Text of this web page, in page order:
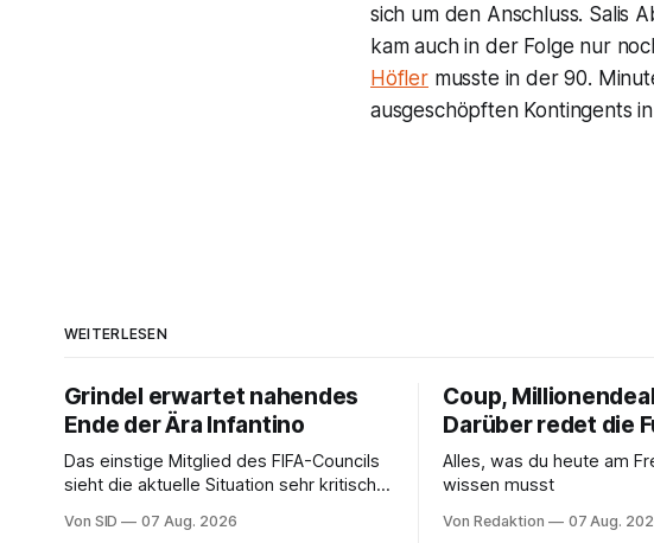
sich um den Anschluss. Salis
kam auch in der Folge nur
Höflermusste in der 90.
ausgeschöpften Kontingents
WEITERLESEN
Grindel erwartet nahendes
Ende der Ära Infantino
Das einstige Mitglied des FIFA-Councils
sieht die aktuelle Situation sehr kritisch
Von SID 07 Aug. 2026
Coup,
Darüber redet die
Alles, was du heute am
wissen musst
Von Redaktion 07 Aug.